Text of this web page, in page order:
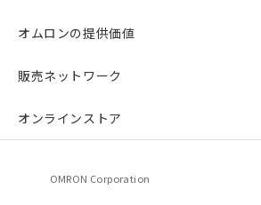
オムロンの提供価値
販売ネットワーク
オンラインストア
OMRON Corporation